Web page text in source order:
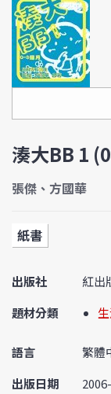
湊大BB 1
張傑、方國華
紙書
出版社
紅出
題材分類
語言
繁體
出版日期